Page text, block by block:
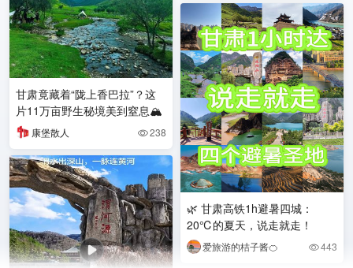
甘肃竟藏着“陇上香巴拉”？这
片11万亩野生秘境美到窒息🏔️
康堡散人 238
🌿 甘肃高铁1h避暑四城：
20℃的夏天，说走就走！
爱旅游的桔子酱🍊 443